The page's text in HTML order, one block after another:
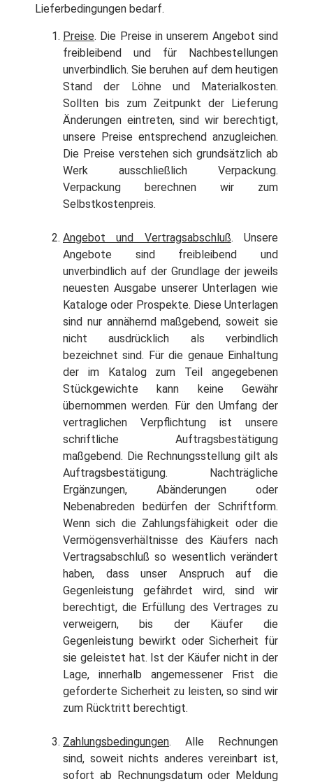
Lieferbedingungen bedarf.
Preise. Die Preise in unserem Angebot sind
freibleibend und für Nachbestellungen
unverbindlich. Sie beruhen auf dem heutigen
Stand der Löhne und Materialkosten.
Sollten bis zum Zeitpunkt der Lieferung
Änderungen eintreten, sind wir berechtigt,
unsere Preise entsprechend anzugleichen.
Die Preise verstehen sich grundsätzlich ab
Werk ausschließlich Verpackung.
Verpackung berechnen wir zum
Selbstkostenpreis.
Angebot und Vertragsabschluß. Unsere
Angebote sind freibleibend und
unverbindlich auf der Grundlage der jeweils
neuesten Ausgabe unserer Unterlagen wie
Kataloge oder Prospekte. Diese Unterlagen
sind nur annähernd maßgebend, soweit sie
nicht ausdrücklich als verbindlich
bezeichnet sind. Für die genaue Einhaltung
der im Katalog zum Teil angegebenen
Stückgewichte kann keine Gewähr
übernommen werden. Für den Umfang der
vertraglichen Verpflichtung ist unsere
schriftliche Auftragsbestätigung
maßgebend. Die Rechnungsstellung gilt als
Auftragsbestätigung. Nachträgliche
Ergänzungen, Abänderungen oder
Nebenabreden bedürfen der Schriftform.
Wenn sich die Zahlungsfähigkeit oder die
Vermögensverhältnisse des Käufers nach
Vertragsabschluß so wesentlich verändert
haben, dass unser Anspruch auf die
Gegenleistung gefährdet wird, sind wir
berechtigt, die Erfüllung des Vertrages zu
verweigern, bis der Käufer die
Gegenleistung bewirkt oder Sicherheit für
sie geleistet hat. Ist der Käufer nicht in der
Lage, innerhalb angemessener Frist die
geforderte Sicherheit zu leisten, so sind wir
zum Rücktritt berechtigt.
Zahlungsbedingungen. Alle Rechnungen
sind, soweit nichts anderes vereinbart ist,
sofort ab Rechnungsdatum oder Meldung